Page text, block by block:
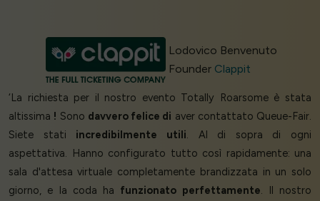
Lodovico Benvenuto
Founder Clappit
‘La richiesta per il nostro evento Totally Roarsome è stata
altissima ! Sono davvero felice di aver contattato Queue-Fair.
Siete stati incredibilmente utili. Al di sopra di ogni
aspettativa. Hanno configurato tutto così rapidamente: una
sala d'attesa virtuale completamente brandizzata in un solo
giorno, e la coda ha funzionato perfettamente. Il nostro